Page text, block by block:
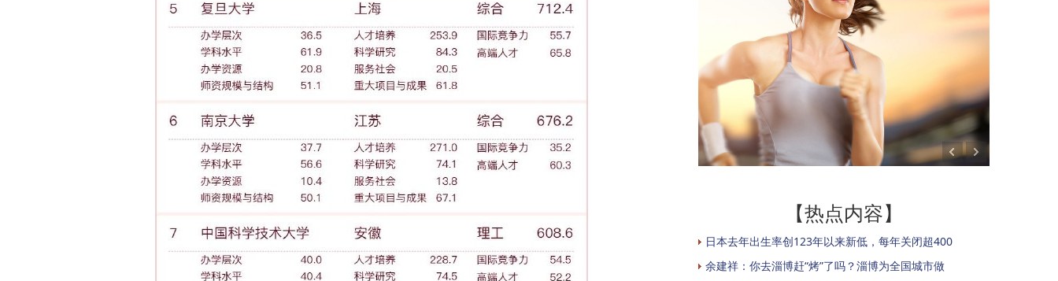
【热点内容】
日本去年出生率创123年以来新低，每年关闭超400
余建祥：你去淄博赶“烤”了吗？淄博为全国城市做